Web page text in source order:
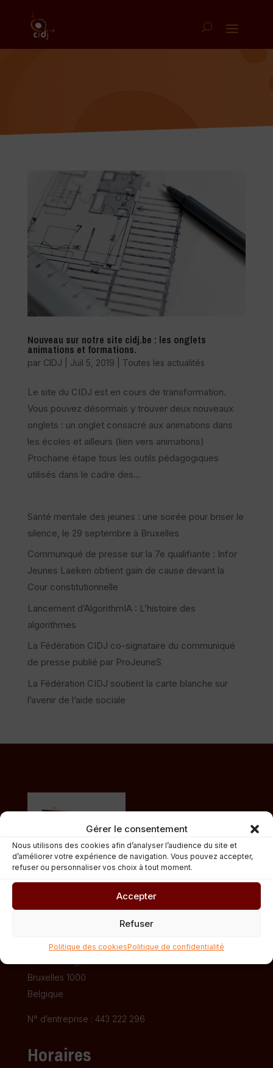
Gérer le consentement
Nous utilisons des cookies afin d’analyser l’audience du site et
d’améliorer votre expérience de navigation. Vous pouvez accepter,
refuser ou personnaliser vos choix à tout moment.
Accepter
Refuser
Politique des cookiesPolitique de confidentialité
Nouveau sur notre site cidj.be : les onglets
animations et formations.
par CIDJ Juil 5, 2019 Toutes les actualités
Le site du CIDJ est en cours de transformation.
Vous pouvez désormais y trouver deux nouveaux
onglets : un onglet consacré aux animations dans
les écoles et ailleurs (lien vers animations)
Prochaine étape tous les outils pédagogiques
utilisés dans le cadre des...
Santé mentale des jeunes : une soirée pour briser le
silence, le 29 septembre à Bruxelles
Communiqué de presse sur la 7e qualifiante : Infor
Jeunes Laeken obtient gain de cause devant la
Cour constitutionnelle
Lancement d’AlgorithmIA : L’histoire des
algorithmes
La Fédération CIDJ co-signataire du communiqué
de presse publié par ProJeuneS
La Fédération CIDJ soutient la carte blanche sur
l’avenir de l’aide sociale
Fédération CIDJ
Rue Saint-Ghislain, 29
Bruxelles 1000
Belgique
N° d’entreprise : 443 222 296
Horaires